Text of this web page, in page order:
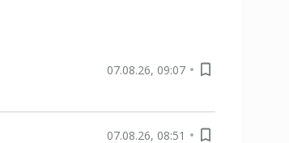
07.08.26, 09:07
07.08.26, 08:51